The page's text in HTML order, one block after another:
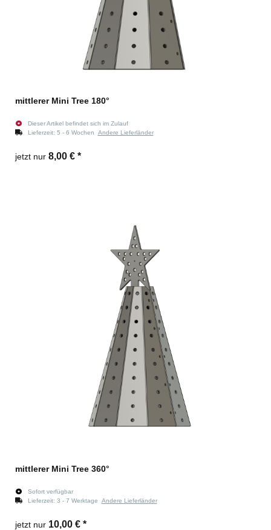
mittlerer Mini Tree 180°
Dieser Artikel befindet sich im Zulauf
Lieferzeit: 5 - 6 Wochen Andere Lieferländer
jetzt nur 8,00 € *
mittlerer Mini Tree 360°
Sofort verfügbar
Lieferzeit: 3 - 7 Werktage Andere Lieferländer
jetzt nur 10,00 € *